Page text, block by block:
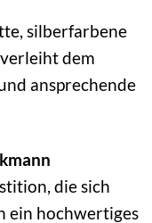
silberfarbene
dem
ansprechende
die sich
ein hochwertiges